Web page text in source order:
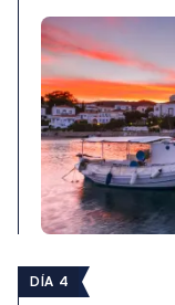
DÍA 4